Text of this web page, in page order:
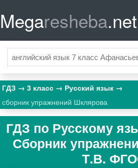
Megaresheba.net
ГДЗ 3 класс
Русский язык
сборник упражнений Шклярова
ГДЗ по Русскому
Сборник
Т.В.